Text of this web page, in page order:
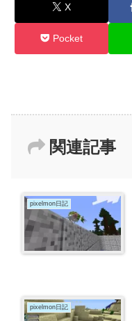
X
Pocket
関連記事
pixelmon日記
pixelmon日記